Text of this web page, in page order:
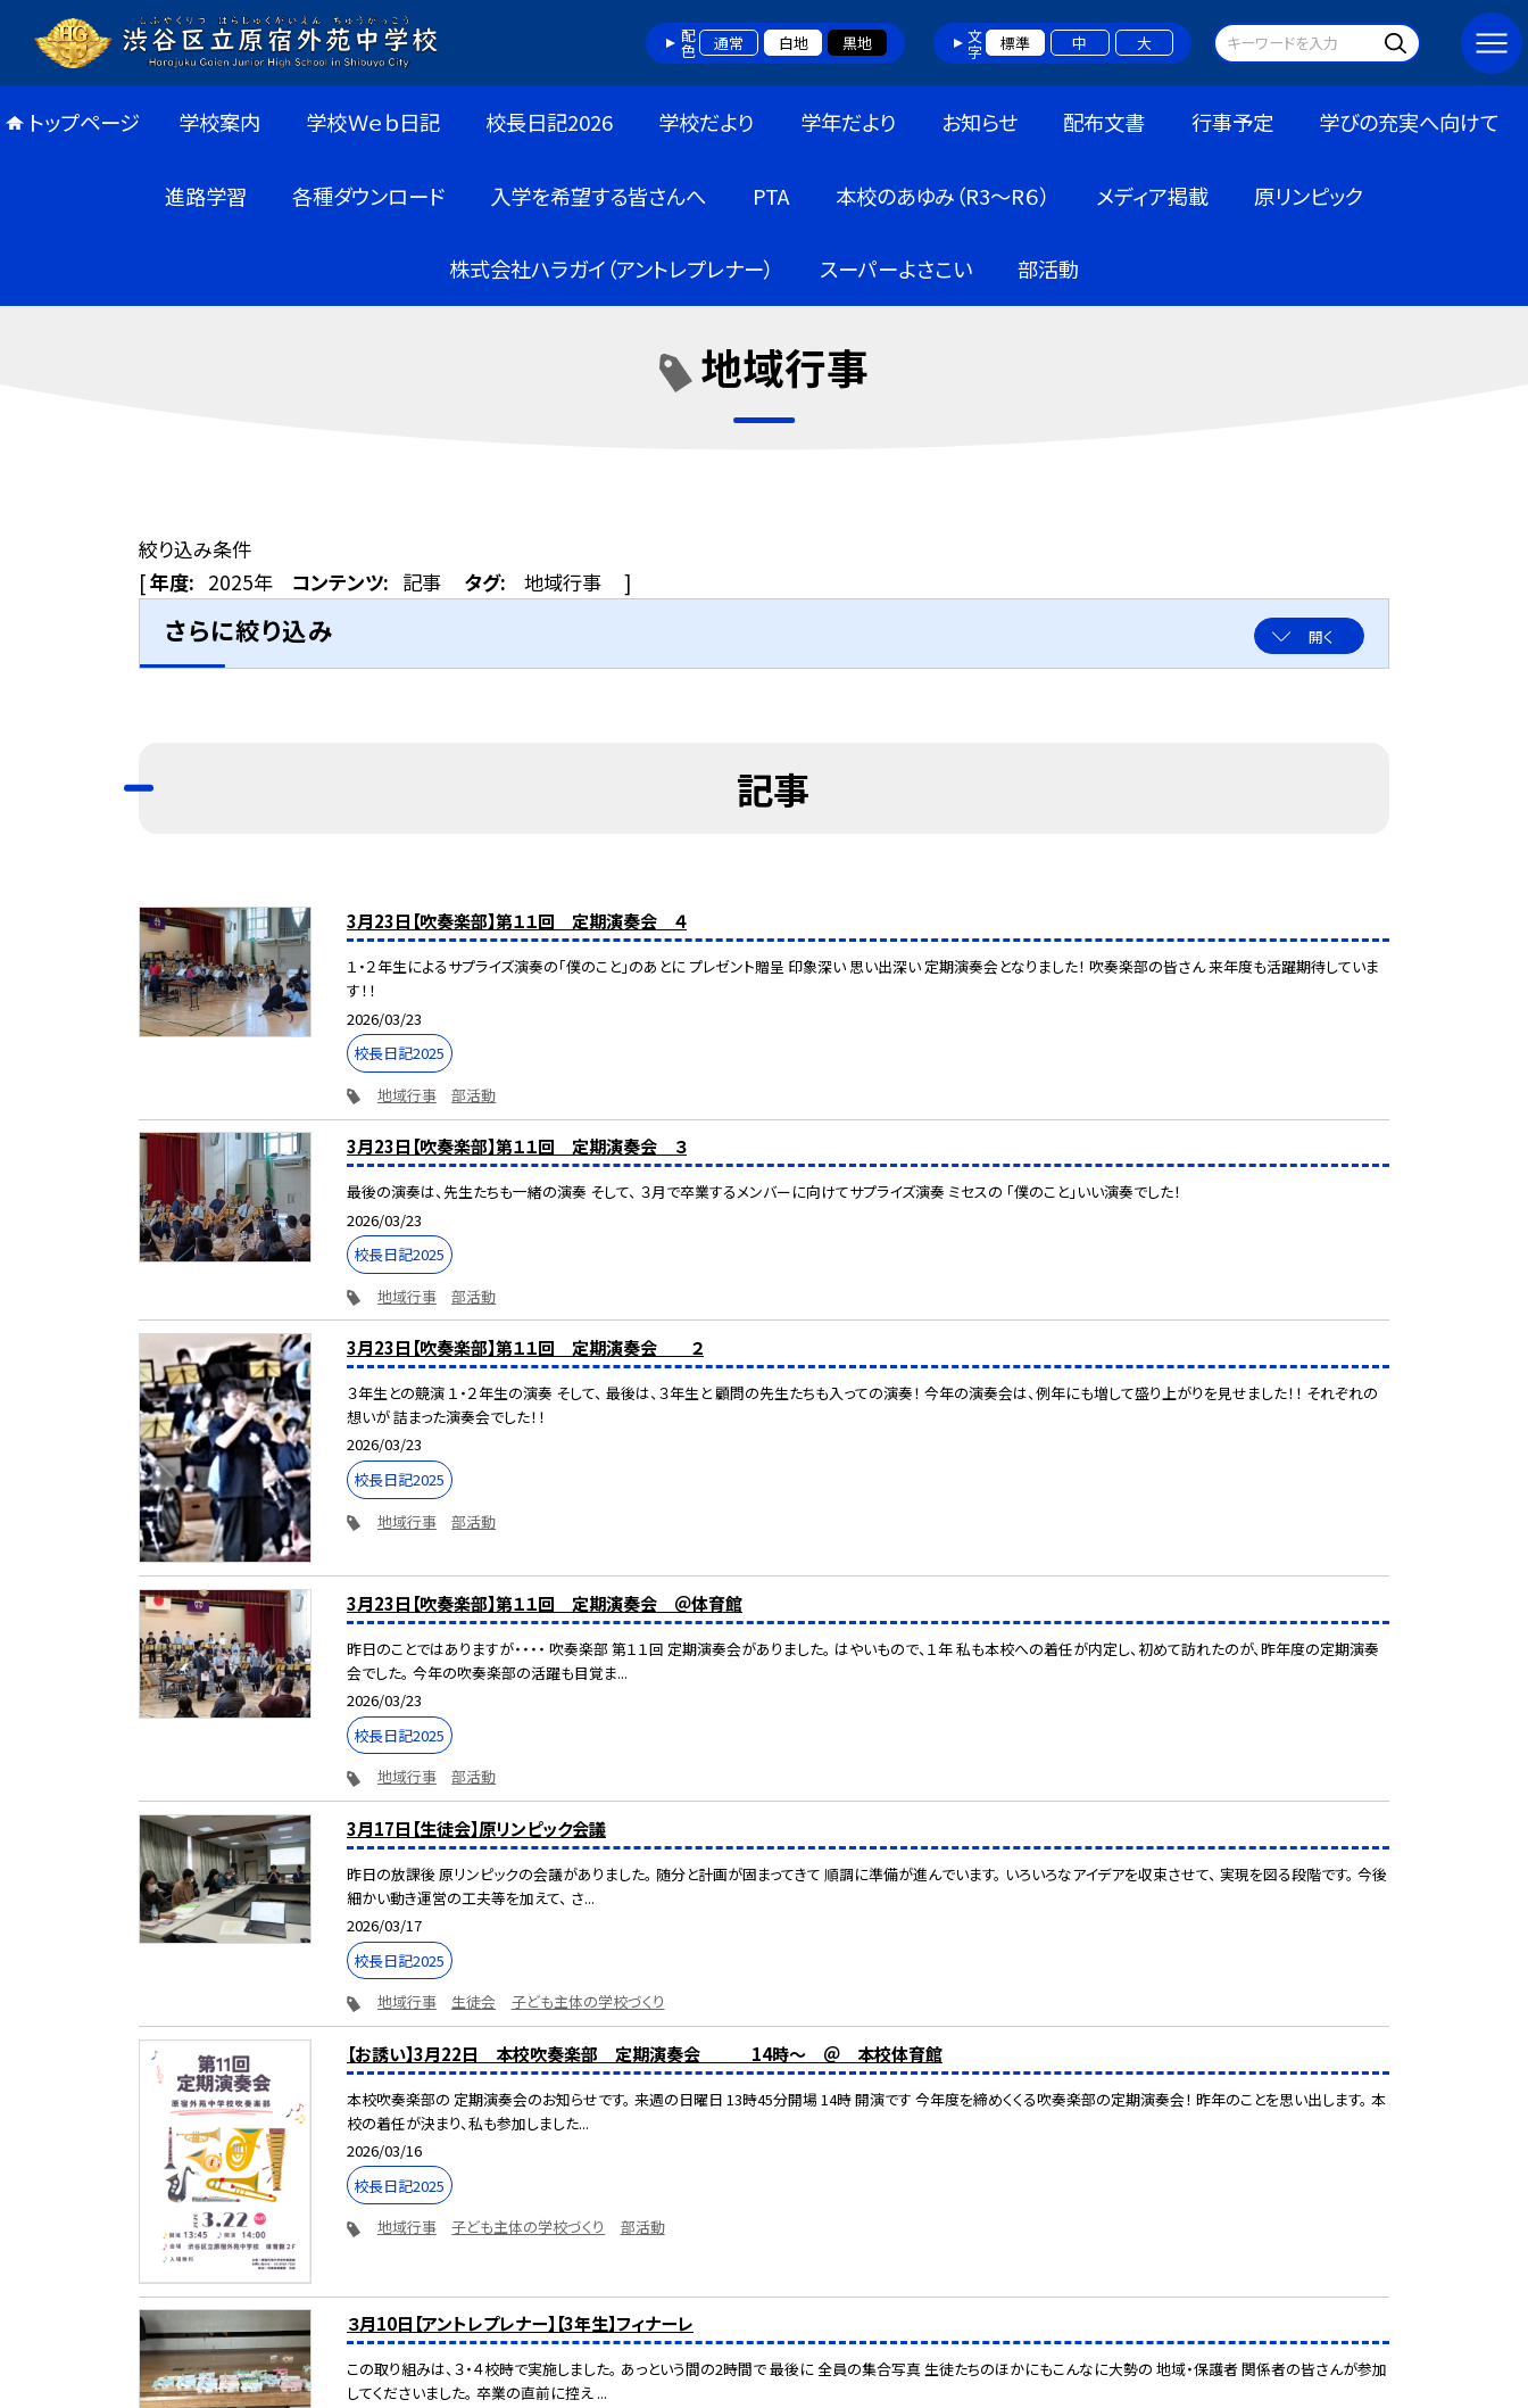
配色 通常 白地 黒地 文字 標準 中 大
トップページ 学校案内 学校Ｗｅｂ日記 校長日記2026 学校だより 学年だより お知らせ 配布文書 行事予定 学びの充実へ向けて
進路学習 各種ダウンロード 入学を希望する皆さんへ PTA 本校のあゆみ（R3～R６） メディア掲載 原リンピック
株式会社ハラガイ（アントレプレナー） スーパーよさこい 部活動
地域行事
絞り込み条件
[年度: 2025年 コンテンツ: 記事 タグ: 地域行事 ]
さらに絞り込み 開く
記事
3月23日【吹奏楽部】第１１回 定期演奏会 ４
１・２年生によるサプライズ演奏の「僕のこと」のあとに プレゼント贈呈 印象深い 思い出深い 定期演奏会となりました！ 吹奏楽部の皆さん 来年度も活躍期待していま
す！！
2026/03/23
校長日記2025
地域行事
部活動
3月23日【吹奏楽部】第１１回 定期演奏会 ３
最後の演奏は、先生たちも一緒の演奏 そして、 ３月で卒業するメンバーに向けてサプライズ演奏 ミセスの 「僕のこと」いい演奏でした！
2026/03/23
校長日記2025
地域行事
部活動
3月23日【吹奏楽部】第１１回 定期演奏会 ２
３年生との競演 １・２年生の演奏 そして、 最後は、３年生と 顧問の先生たちも入っての演奏！ 今年の演奏会は、例年にも増して盛り上がりを見せました！！ それぞれの
想いが 詰まった演奏会でした！！
2026/03/23
校長日記2025
地域行事
部活動
3月23日【吹奏楽部】第１１回 定期演奏会 ＠体育館
昨日のことではありますが・・・・ 吹奏楽部 第１１回 定期演奏会がありました。 はやいもので、１年 私も本校への着任が内定し、初めて訪れたのが、昨年度の定期演奏
会でした。 今年の吹奏楽部の活躍も目覚ま...
2026/03/23
校長日記2025
地域行事
部活動
3月17日【生徒会】原リンピック会議
昨日の放課後 原リンピックの会議がありました。 随分と計画が固まってきて 順調に準備が進んでいます。 いろいろなアイデアを収束させて、 実現を図る段階です。 今後
細かい動き運営の工夫等を加えて、 さ...
2026/03/17
校長日記2025
地域行事
生徒会 子ども主体の学校づくり
【お誘い】3月22日 本校吹奏楽部 定期演奏会 14時～ ＠ 本校体育館
本校吹奏楽部の 定期演奏会のお知らせです。 来週の日曜日 13時45分開場 14時 開演です 今年度を締めくくる吹奏楽部の定期演奏会！ 昨年のことを思い出します。 本
校の着任が決まり、私も参加しました...
2026/03/16
校長日記2025
地域行事
子ども主体の学校づくり 部活動
３月10日【アントレプレナー】【3年生】フィナーレ
この取り組みは、３・４校時で実施しました。 あっという間の2時間で 最後に 全員の集合写真 生徒たちのほかにもこんなに大勢の 地域・保護者 関係者の皆さんが参加
してくださいました。 卒業の直前に控え ...